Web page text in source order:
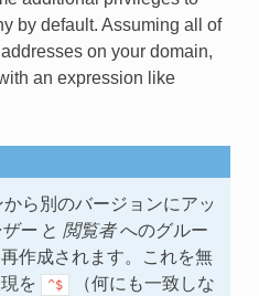
by default. Assuming all of
on your domain,
an expression like
ら別のバージョンにアッ
ーと 閲覧者へのグルー
作成されます。これを無
を
^$
（何にも一致しな